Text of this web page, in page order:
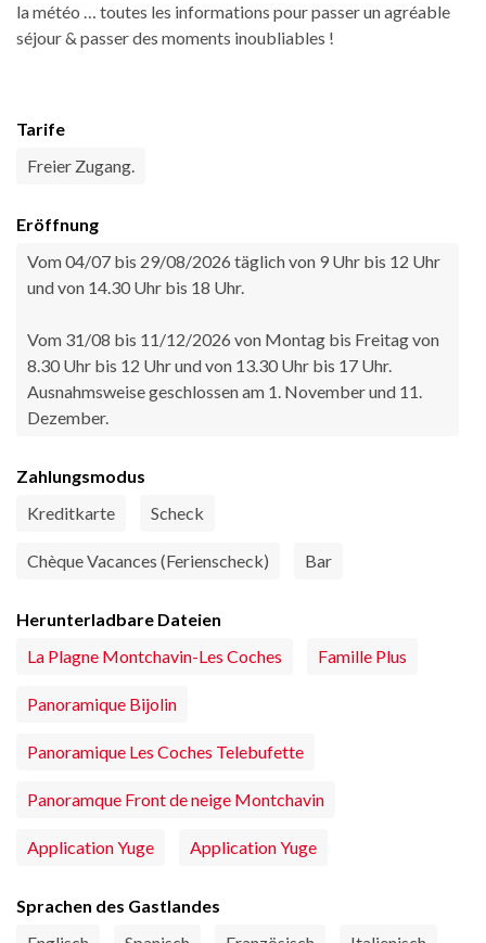
la météo … toutes les informations pour passer un agréable
séjour & passer des moments inoubliables !
Tarife
Freier Zugang.
Eröffnung
Vom 04/07 bis 29/08/2026 täglich von 9 Uhr bis 12 Uhr
und von 14.30 Uhr bis 18 Uhr.
Vom 31/08 bis 11/12/2026 von Montag bis Freitag von
8.30 Uhr bis 12 Uhr und von 13.30 Uhr bis 17 Uhr.
Ausnahmsweise geschlossen am 1. November und 11.
Dezember.
Zahlungsmodus
Kreditkarte
Scheck
Chèque Vacances (Ferienscheck) Bar
Herunterladbare Dateien
La Plagne Montchavin-Les Coches
Famille Plus
Panoramique Bijolin
Panoramique Les Coches Telebufette
Panoramque Front de neige Montchavin
Application Yuge Application Yuge
Sprachen des Gastlandes